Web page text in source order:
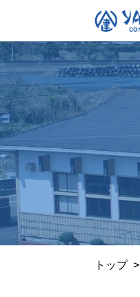
トップ>